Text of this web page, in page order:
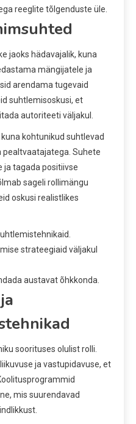
reeglite tõlgenduste üle.
jaoks hädavajalik, kuna
mängijatele ja
arendama tugevaid
suhtlemisoskusi, et
autoriteeti väljakul.
kohtunikud suhtlevad
Suhete
ja tagada positiivse
sageli rollimängu
oskusi realistlikes
strateegiaid väljakul
austavat õhkkonda.
soorituses olulist rolli.
ja vastupidavuse, et
mis suurendavad